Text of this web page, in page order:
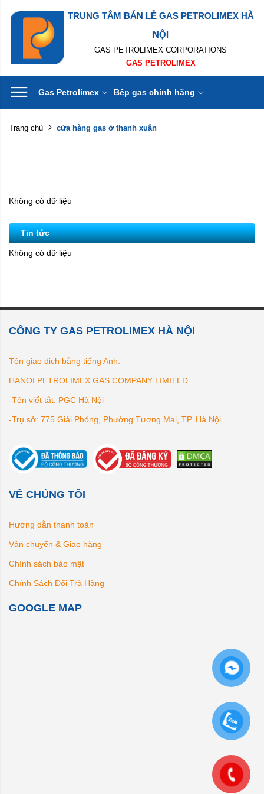
TRUNG TÂM BÁN LẺ GAS PETROLIMEX HÀ
NỘI
GAS PETROLIMEX CORPORATIONS
GAS PETROLIMEX
Gas Petrolimex Bếp gas chính hãng
Trang chủ cửa hàng gas ở thanh xuân
Không có dữ liệu
Tin tức
Không có dữ liệu
CÔNG TY GAS PETROLIMEX HÀ NỘI
Tên giao dịch bằng tiếng Anh:
HANOI PETROLIMEX GAS COMPANY LIMITED
-Tên viết tắt: PGC Hà Nội
-Trụ sở: 775 Giải Phóng, Phường Tương Mai, TP. Hà Nội
VỀ CHÚNG TÔI
Hướng dẫn thanh toán
Vận chuyển & Giao hàng
Chính sách bảo mật
Chính Sách Đổi Trả Hàng
GOOGLE MAP